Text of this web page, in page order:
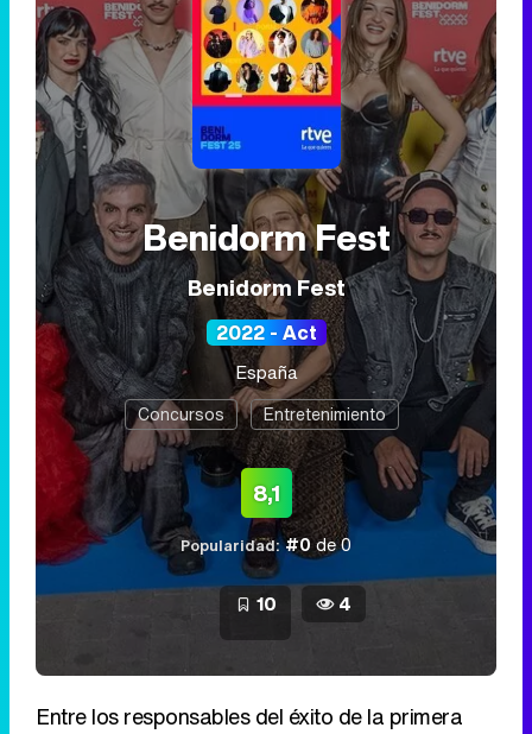
Benidorm Fest
Benidorm Fest
2022 - Act
España
Concursos Entretenimiento
8,1
Popularidad: #0de 0
10 4
Entre los responsables del éxito de la primera